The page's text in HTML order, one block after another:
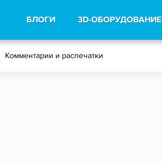
БЛОГИ 3D-ОБОРУДОВАНИЕ
Комментарии и распечатки